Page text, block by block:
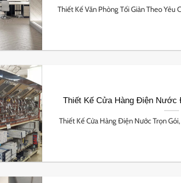
Thiết Kế Văn Phòng Tối Giản Theo Yêu
Thiết Kế Cửa Hàng Điện Nước
Thiết Kế Cửa Hàng Điện Nước Trọn